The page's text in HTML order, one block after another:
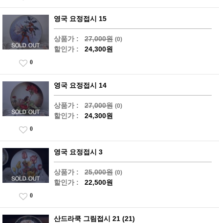
영국 요정접시 15
상품가 : 27,000원 (0)
할인가 : 24,300원
0
영국 요정접시 14
상품가 : 27,000원 (0)
할인가 : 24,300원
0
영국 요정접시 3
상품가 : 25,000원 (0)
할인가 : 22,500원
0
산드라쿡 그림접시 21 (21)